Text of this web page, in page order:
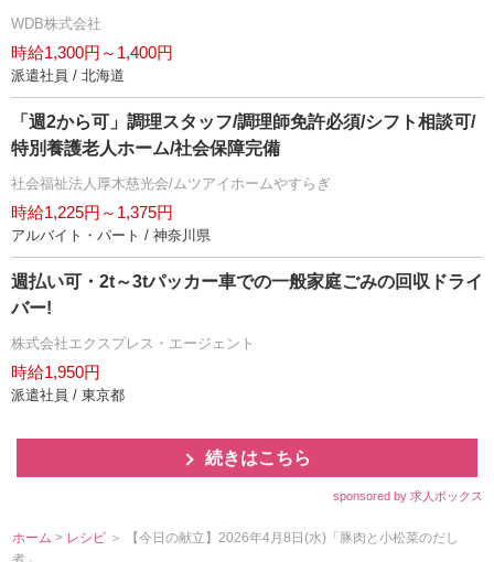
WDB株式会社
時給1,300円～1,400円
派遣社員 / 北海道
「週2から可」調理スタッフ/調理師免許必須/シフト相談可/
特別養護老人ホーム/社会保障完備
社会福祉法人厚木慈光会/ムツアイホームやすらぎ
時給1,225円～1,375円
アルバイト・パート / 神奈川県
週払い可・2t～3tパッカー車での一般家庭ごみの回収ドライ
バー!
株式会社エクスプレス・エージェント
時給1,950円
派遣社員 / 東京都
続きはこちら
sponsored by 求人ボックス
ホーム > レシピ ＞ 【今日の献立】2026年4月8日(水)「豚肉と小松菜のだし